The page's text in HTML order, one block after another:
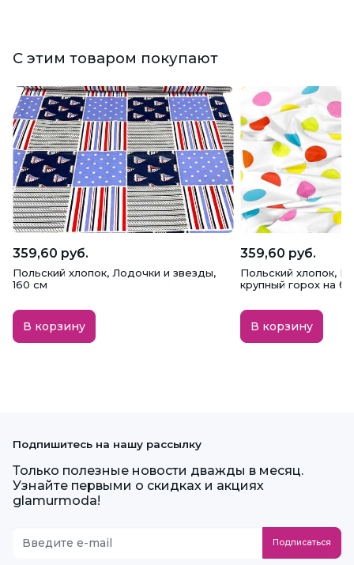
С этим товаром покупают
359,60 руб.
Польский хлопок, Лодочки и звезды,
160 см
В корзину
359,60 руб.
Польский хлопок,
крупный горох на
В корзину
Подпишитесь на нашу рассылку
Только полезные новости дважды в месяц.
Узнайте первыми о скидках и акциях
glamurmoda!